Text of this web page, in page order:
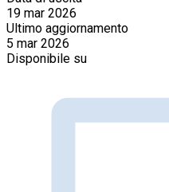
19 mar 2026
Ultimo aggiornamento
5 mar 2026
Disponibile su